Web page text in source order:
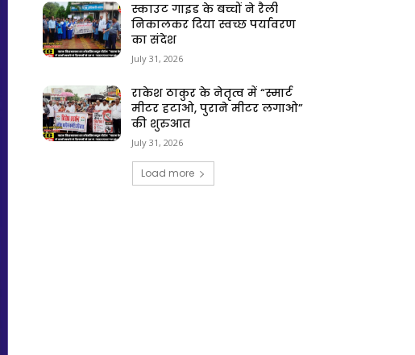
स्काउट गाइड के बच्चों ने रैली
निकालकर दिया स्वच्छ पर्यावरण
का संदेश
July 31, 2026
राकेश ठाकुर के नेतृत्व में “स्मार्ट
मीटर हटाओ, पुराने मीटर लगाओ”
की शुरुआत
July 31, 2026
Load more